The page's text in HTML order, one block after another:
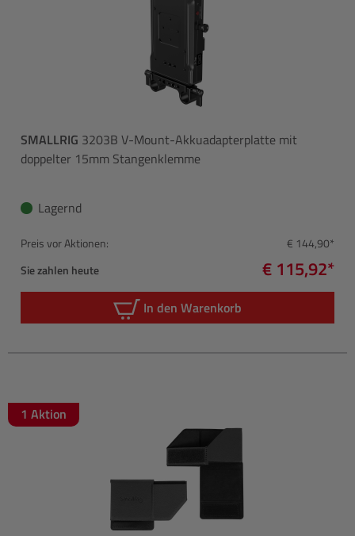
SMALLRIG 3203B V-Mount-Akkuadapterplatte mit
doppelter 15mm Stangenklemme
Lagernd
Preis vor Aktionen:
€ 144,90*
Sie zahlen heute
€ 115,92*
In den Warenkorb
1 Aktion